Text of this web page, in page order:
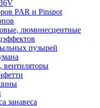
PAR и Pinspot
люминесцентные
пузырей
занавеса